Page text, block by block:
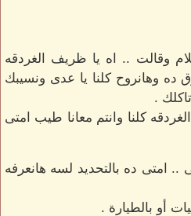
وقالت .. اه يا ظريف الغردقه
ده وهانروح كلنا يا عدى ونسيبك
.
كلنا وانتم معانا طيب امتى
امتى ده بالتحديد لسه هانعرفه
أو بالطيارة .